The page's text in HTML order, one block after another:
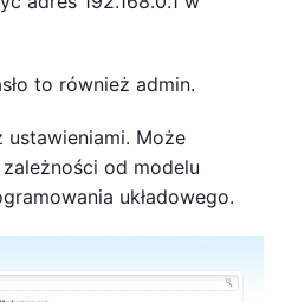
to również admin.
Może
od modelu
układowego.